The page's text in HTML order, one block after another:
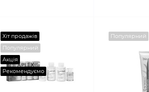
Хіт продажів
Популярний
Акція
Рекомендуємо
Популярний